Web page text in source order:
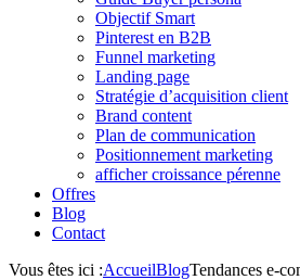
Objectif Smart
Pinterest en B2B
Funnel marketing
Landing page
Stratégie d’acquisition client
Brand content
Plan de communication
Positionnement marketing
afficher croissance pérenne
Offres
Blog
Contact
Vous êtes ici :AccueilBlogTendances e-